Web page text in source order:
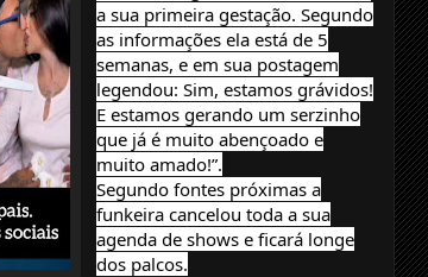
a sua primeira gestação. Segundo
as informações ela está de 5
semanas, e em sua postagem
legendou: Sim, estamos grávidos!
E estamos gerando um serzinho
que já é muito abençoado e
muito amado!”.
Segundo fontes próximas a
funkeira cancelou toda a sua
agenda de shows e ficará longe
dos palcos.